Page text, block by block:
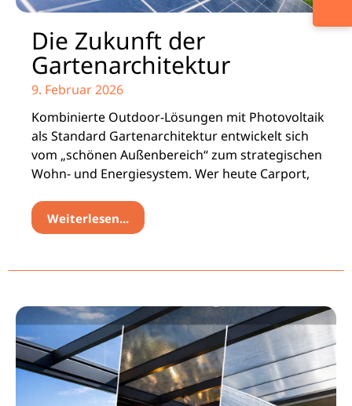
Die Zukunft der
Gartenarchitektur
9. Februar 2026
Kombinierte Outdoor-Lösungen mit Photovoltaik
als Standard Gartenarchitektur entwickelt sich
vom „schönen Außenbereich“ zum strategischen
Wohn- und Energiesystem. Wer heute Carport,
Weiterlesen...